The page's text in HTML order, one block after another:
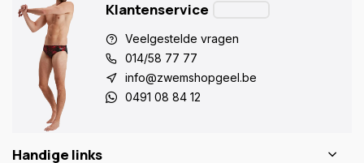
Klantenservice
Veelgestelde vragen
014/58 77 77
info@zwemshopgeel.be
0491 08 84 12
Handige links